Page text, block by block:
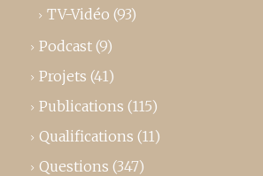
TV-Vidéo (93)
Podcast (9)
Projets (41)
Publications (115)
Qualifications (11)
Questions (347)